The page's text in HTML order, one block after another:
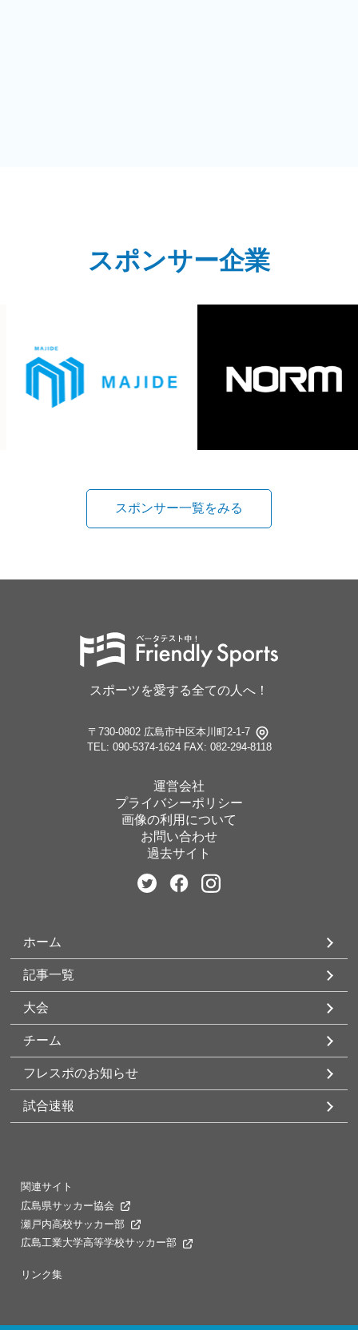
スポンサー企業
スポンサー一覧をみる
スポーツを愛する全ての人へ！
〒730-0802 広島市中区本川町2-1-7
TEL: 090-5374-1624 FAX: 082-294-8118
運営会社
プライバシーポリシー
画像の利用について
お問い合わせ
過去サイト
ホーム
記事一覧
大会
チーム
フレスポのお知らせ
試合速報
関連サイト
広島県サッカー協会
瀬戸内高校サッカー部
広島工業大学高等学校サッカー部
リンク集